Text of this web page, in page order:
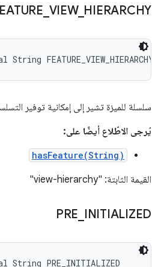
VIEW_ HIERARCHY
FEATURE_VIEW_HIERARCHY
سلسلة للميزة تشير إلى إمكانية توفير
يُرجى الاطّلاع أيضًا على:
hasFeature(String)
القيمة الثابتة: "view-hierarchy"
PRE INITIALIZED
PRE_INITIALIZED